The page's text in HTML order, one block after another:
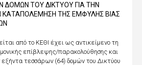
ΔΟΜΩΝ ΤΟΥ ΔΙΚΤΥΟΥ ΓΙΑ ΤΗΝ
ΚΑΤΑΠΟΛΕΜΗΣΗ ΤΗΣ ΕΜΦΥΛΗΣ ΒΙΑΣ
από το ΚΕΘΙ έχει ως αντικείμενο τη
επίβλεψης/παρακολούθησης και
εξήντα τεσσάρων (64) δομών του Δικτύου